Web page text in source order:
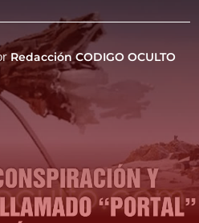
Redacción CODIGO OCULTO